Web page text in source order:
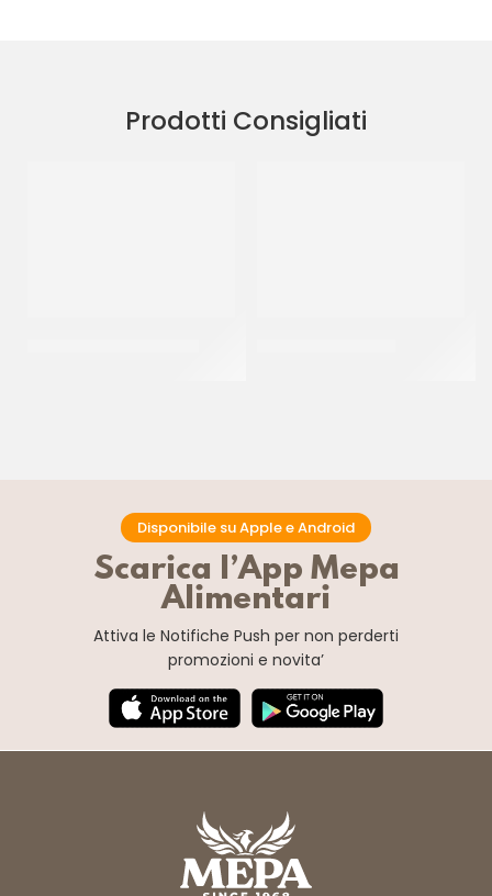
Prodotti Consigliati
Disponibile su Apple e Android
Scarica l’App Mepa
Alimentari
Attiva le Notifiche Push per non perderti
promozioni e novita’